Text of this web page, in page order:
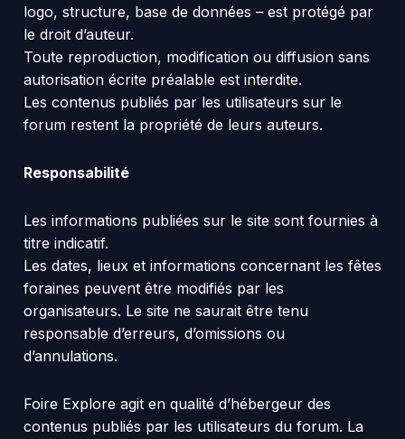
logo, structure, base de données – est protégé par
le droit d’auteur.
Toute reproduction, modification ou diffusion sans
autorisation écrite préalable est interdite.
Les contenus publiés par les utilisateurs sur le
forum restent la propriété de leurs auteurs.
Responsabilité
Les informations publiées sur le site sont fournies à
titre indicatif.
Les dates, lieux et informations concernant les fêtes
foraines peuvent être modifiés par les
organisateurs. Le site ne saurait être tenu
responsable d’erreurs, d’omissions ou
d’annulations.
Foire Explore agit en qualité d’hébergeur des
contenus publiés par les utilisateurs du forum. La